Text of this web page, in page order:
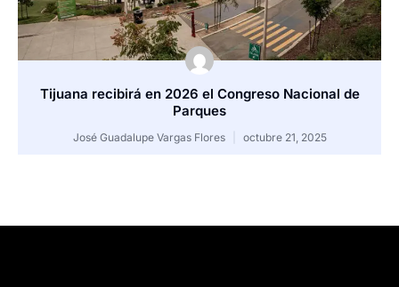
Tijuana recibirá en 2026 el Congreso Nacional de
Parques
José Guadalupe Vargas Flores octubre 21, 2025